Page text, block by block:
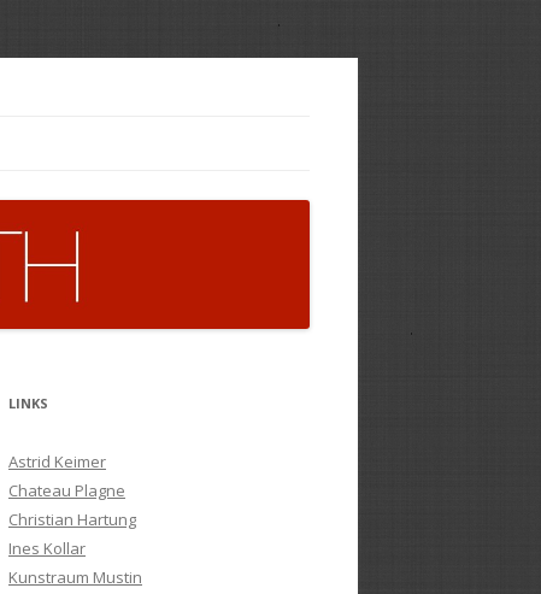
LINKS
Astrid Keimer
Chateau Plagne
Christian Hartung
Ines Kollar
Kunstraum Mustin